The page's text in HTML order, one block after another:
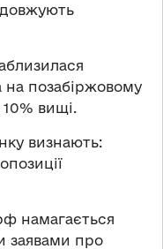
на позабіржовому
вищі.
визнають:
намагається
заявами про